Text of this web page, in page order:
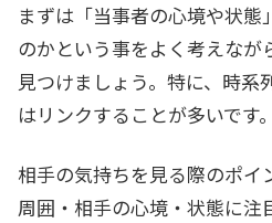
まずは「当事者の心境や状
のかという事をよく考えなが
見つけましょう。特に、時系
はリンクすることが多いです。
相手の気持ちを見る際のポイ
周囲・相手の心境・状態に注